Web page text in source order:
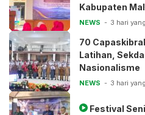
Kabupaten
NEWS 3 hari
70
Latihan,
Nasionalisme
NEWS 3 hari